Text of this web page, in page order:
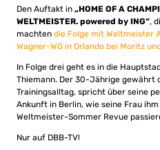
Den Auftakt in „HOME OF A
WELTMEISTER. powered by ING“,
machten die Folge mit Weltmeister
Wagner-WG in Orlando bei Moritz
In Folge drei geht es in die
Thiemann. Der 30-Jährige gewährt
Trainingsalltag, spricht über seine
Ankunft in Berlin, wie seine Frau
Weltmeister-Sommer Revue
Nur auf DBB-TV!